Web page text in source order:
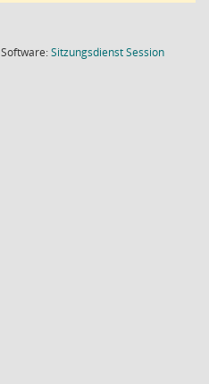
Software:SitzungsdienstSession(Wird in